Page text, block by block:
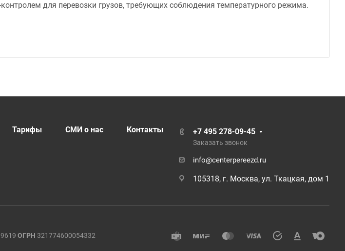
для перевозки грузов, требующих соблюдения температурного режима.
Тарифы СМИ о нас Контакты +7 495 278-09-45
Заказать звонок
info@centerpereezd.ru
105318, г. Москва, ул. Ткацкая, дом 1
ОГРН 321774600054332